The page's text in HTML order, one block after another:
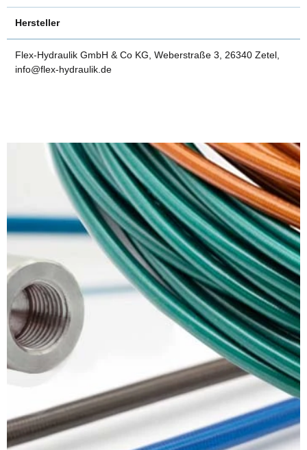
Hersteller
Flex-Hydraulik GmbH & Co KG, Weberstraße 3, 26340 Zetel,
info@flex-hydraulik.de